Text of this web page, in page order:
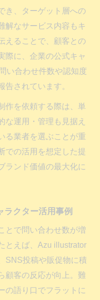
き、ターゲット層への
解なサービス内容もキ
えることで、顧客との
際に、企業の公式キャ
い合わせ件数や認知度
告されています。
作を依頼する際は、単
な運用・管理も見据え
る業者を選ぶことが重
での活用を想定した提
ランド価値の最大化に
ラクター活用事例
とで問い合わせ数が増
とえば、Azu illustrator
SNS投稿や販促物に積
顧客の反応が向上。難
の語り口でフラットに